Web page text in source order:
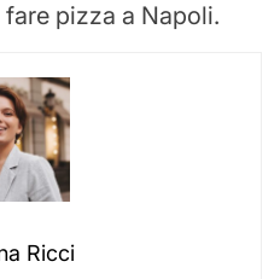
pizza a Napoli.
Ricci